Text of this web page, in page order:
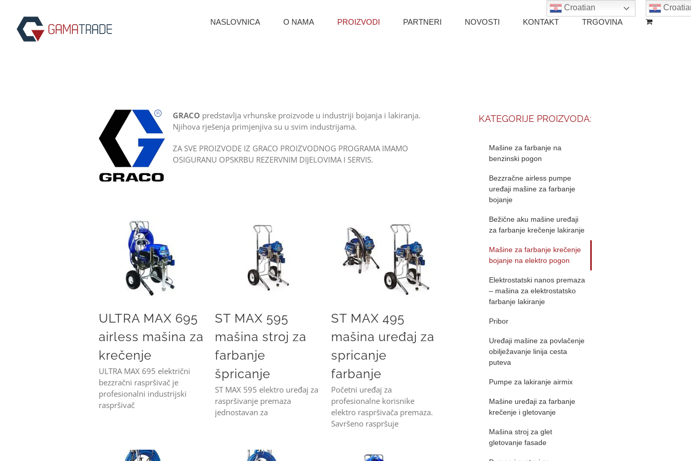
content
NASLOVNICA O NAMA PROIZVODI PARTNERI NOVOSTI KONTAKT TRGOVINA
GRACO predstavlja vrhunske proizvode u industriji bojanja i lakiranja.
Njihova rješenja primjenjiva su u svim industrijama.
ZA SVE PROIZVODE IZ GRACO PROIZVODNOG PROGRAMA IMAMO
OSIGURANU OPSKRBU REZERVNIM DIJELOVIMA I SERVIS.
ULTRA MAX 695
airless mašina za
krečenje
ULTRA MAX 695 električni
bezzračni raspršivač je
profesionalni industrijski
raspršivač
ST MAX 595
mašina stroj za
farbanje
špricanje
ST MAX 595 elektro uređaj za
raspršivanje premaza
jednostavan za
ST MAX 495
mašina uređaj za
spricanje
farbanje
Početni uređaj za
profesionalne korisnike
elektro raspršivača premaza.
Savršeno raspršuje
KATEGORIJE PROIZVODA:
Mašine za farbanje na
benzinski pogon
Bezzračne airless pumpe
uređaji mašine za farbanje
bojanje
Bežične aku mašine uređaji
za farbanje krečenje lakiranje
Mašine za farbanje krečenje
bojanje na elektro pogon
Elektrostatski nanos premaza
– mašina za elektrostatsko
farbanje lakiranje
Pribor
Uređaji mašine za povlačenje
obilježavanje linija cesta
puteva
Pumpe za lakiranje airmix
Mašine uređaji za farbanje
krečenje i gletovanje
Mašina stroj za glet
gletovanje fasade
Croatian